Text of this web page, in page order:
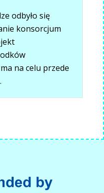
odbyło się
konsorcjum
na celu przede